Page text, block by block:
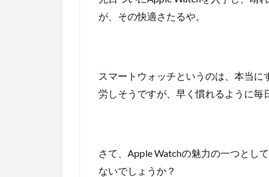
が、その快適さたるや。
スマートウォッチというのは、本当
労しそうですが、早く慣れるように毎
さて、Apple Watchの魅力の一つとし
ないでしょうか？